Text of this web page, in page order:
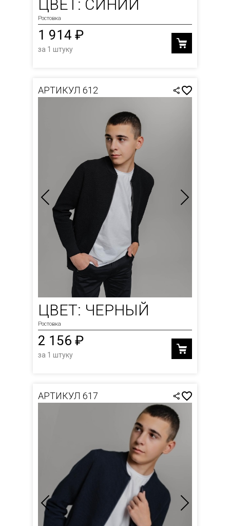
ЦВЕТ: СИНИЙ
Ростовка
1 914 ₽
за 1 штуку
АРТИКУЛ 612
ЦВЕТ: ЧЕРНЫЙ
Ростовка
2 156 ₽
за 1 штуку
АРТИКУЛ 617